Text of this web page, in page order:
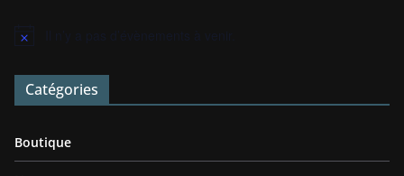
N
t
c
Catégories
Boutique